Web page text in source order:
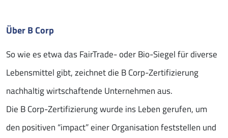
Über B Corp
So wie es etwa das FairTrade- oder Bio-Siegel für diverse
Lebensmittel gibt, zeichnet die B Corp-Zertifizierung
nachhaltig wirtschaftende Unternehmen aus.
Die B Corp-Zertifizierung wurde ins Leben gerufen, um
den positiven “impact” einer Organisation feststellen und